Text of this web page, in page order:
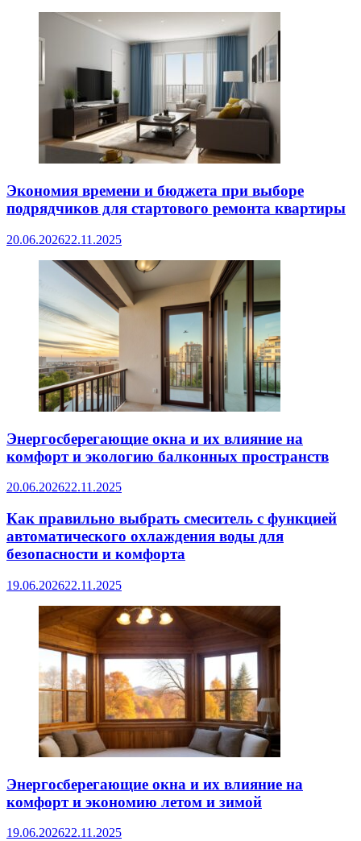
Экономия времени и бюджета при выборе
подрядчиков для стартового ремонта квартиры
20.06.202622.11.2025
Энергосберегающие окна и их влияние на
комфорт и экологию балконных пространств
20.06.202622.11.2025
Как правильно выбрать смеситель с функцией
автоматического охлаждения воды для
безопасности и комфорта
19.06.202622.11.2025
Энергосберегающие окна и их влияние на
комфорт и экономию летом и зимой
19.06.202622.11.2025